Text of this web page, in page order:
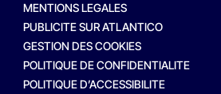
MENTIONS LEGALES
PUBLICITE SUR ATLANTICO
GESTION DES COOKIES
POLITIQUE DE CONFIDENTIALITE
POLITIQUE D’ACCESSIBILITE